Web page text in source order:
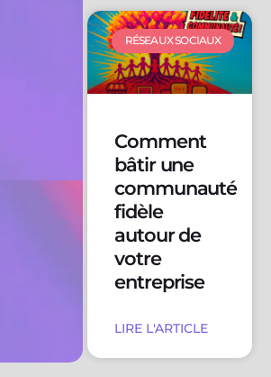
RÉSEAUX SOCIAUX
Comment
bâtir une
communauté
fidèle
autour de
votre
entreprise
LIRE L'ARTICLE